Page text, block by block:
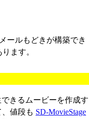
ールもどきが構築でき
ります。
できるムービーを作成す
値段も SD-MovieStage